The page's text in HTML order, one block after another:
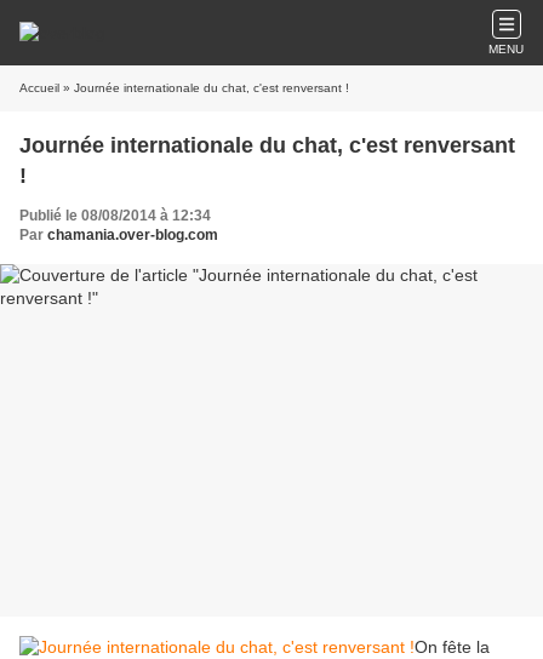
MENU
Accueil » Journée internationale du chat, c'est renversant !
Journée internationale du chat, c'est renversant
!
Publié le 08/08/2014 à 12:34
Par chamania.over-blog.com
On fête la